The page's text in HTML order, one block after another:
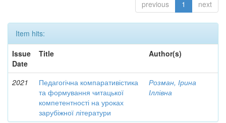
previous 1 next
Item hits:
Issue
Date
Title Author(s)
2021
Педагогічна компаративістика
та формування читацької
компетентності на уроках
зарубіжної літератури
Розман, Ірина
Іллівна